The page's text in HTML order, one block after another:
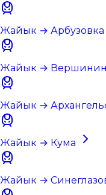
Жайык → Арбузовка
Жайык →
Жайык →
Жайык → Кума
Жайык →